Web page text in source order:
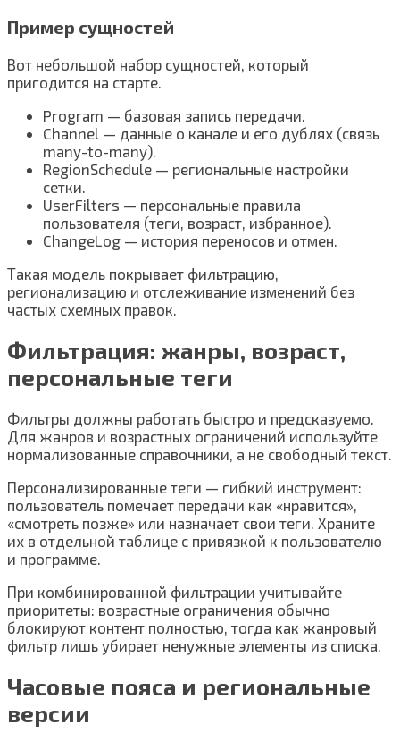
Пример сущностей
Вот небольшой набор сущностей, который
пригодится на старте.
Program — базовая запись передачи.
Channel — данные о канале и его дублях (связь
many-to-many).
RegionSchedule — региональные настройки
сетки.
UserFilters — персональные правила
пользователя (теги, возраст, избранное).
ChangeLog — история переносов и отмен.
Такая модель покрывает фильтрацию,
регионализацию и отслеживание изменений без
частых схемных правок.
Фильтрация: жанры, возраст,
персональные теги
Фильтры должны работать быстро и предсказуемо.
Для жанров и возрастных ограничений используйте
нормализованные справочники, а не свободный текст.
Персонализированные теги — гибкий инструмент:
пользователь помечает передачи как «нравится»,
«смотреть позже» или назначает свои теги. Храните
их в отдельной таблице с привязкой к пользователю
и программе.
При комбинированной фильтрации учитывайте
приоритеты: возрастные ограничения обычно
блокируют контент полностью, тогда как жанровый
фильтр лишь убирает ненужные элементы из списка.
Часовые пояса и региональные
версии